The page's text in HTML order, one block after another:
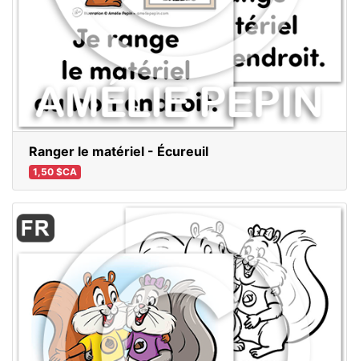
Ranger le matériel - Écureuil
1,50 $CA